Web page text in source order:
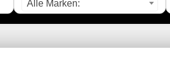
Alle Marken: